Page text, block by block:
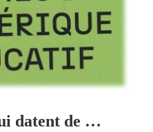
datent de …